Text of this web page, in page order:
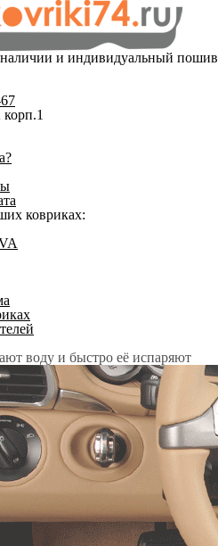
и индивидуальный пошив
ковриках:
российские материалы